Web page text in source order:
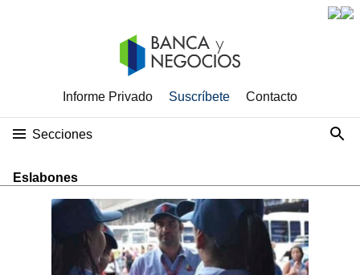
Informe Privado Suscríbete Contacto
Secciones
Eslabones